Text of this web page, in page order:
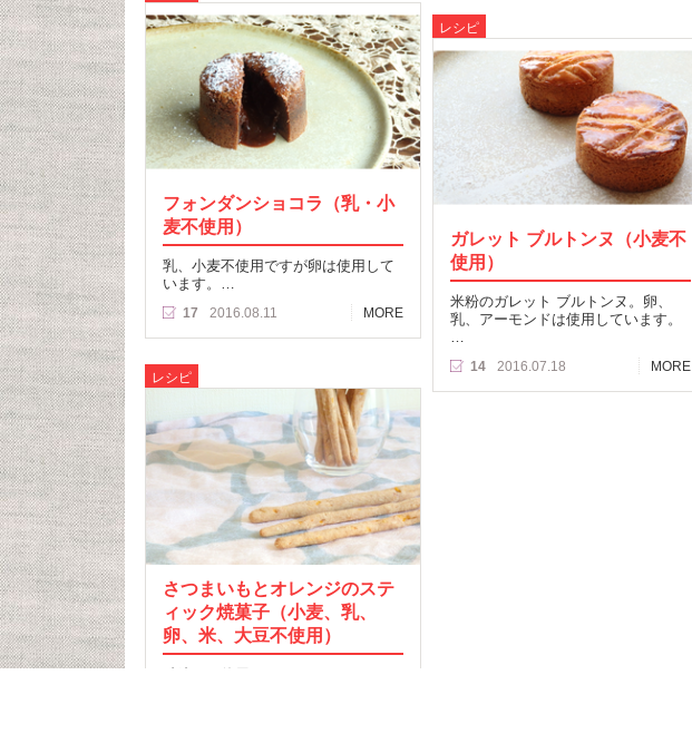
フォンダンショコラ（乳・小
麦不使用）
乳、小麦不使用ですが卵は使用して
います。…
17 2016.08.11 MORE
レシピ
ガレット ブルトンヌ（小麦不
使用）
米粉のガレット ブルトンヌ。卵、
乳、アーモンドは使用しています。
…
14 2016.07.18 MORE
レシピ
さつまいもとオレンジのステ
ィック焼菓子（小麦、乳、
卵、米、大豆不使用）